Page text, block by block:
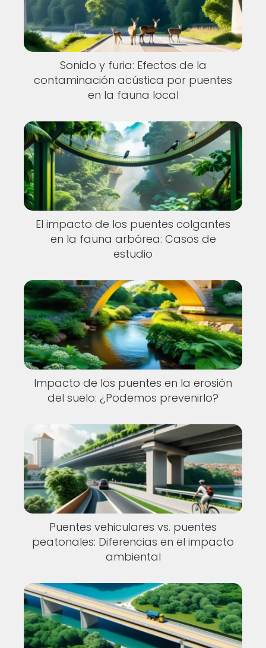
Sonido y furia: Efectos de la
contaminación acústica por puentes
en la fauna local
El impacto de los puentes colgantes
en la fauna arbórea: Casos de
estudio
Impacto de los puentes en la erosión
del suelo: ¿Podemos prevenirlo?
Puentes vehiculares vs. puentes
peatonales: Diferencias en el impacto
ambiental